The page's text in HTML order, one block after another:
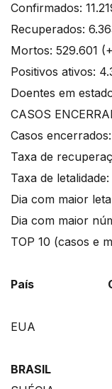
Confirmados:
Recuperados:
Mortos: 529.601
Positivos ativos:
Doentes em
CASOS
Casos
Taxa de
Taxa de
Dia com maior
Dia com maior
TOP 10 (casos e
País
EUA
BRASIL